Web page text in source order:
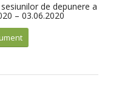
de depunere a
– 03.06.2020